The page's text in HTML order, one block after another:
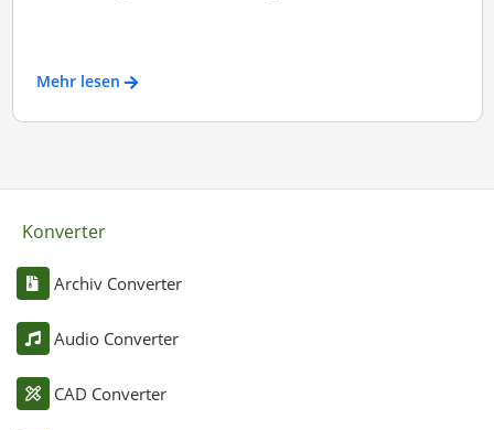
Mehr lesen
Konverter
Archiv Converter
Audio Converter
CAD Converter